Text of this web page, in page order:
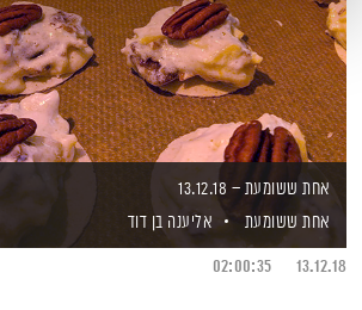
אחת ששומעת – 13.12.18
אחת ששומעת
אליענה בן דוד
13.12.18
02:00:35